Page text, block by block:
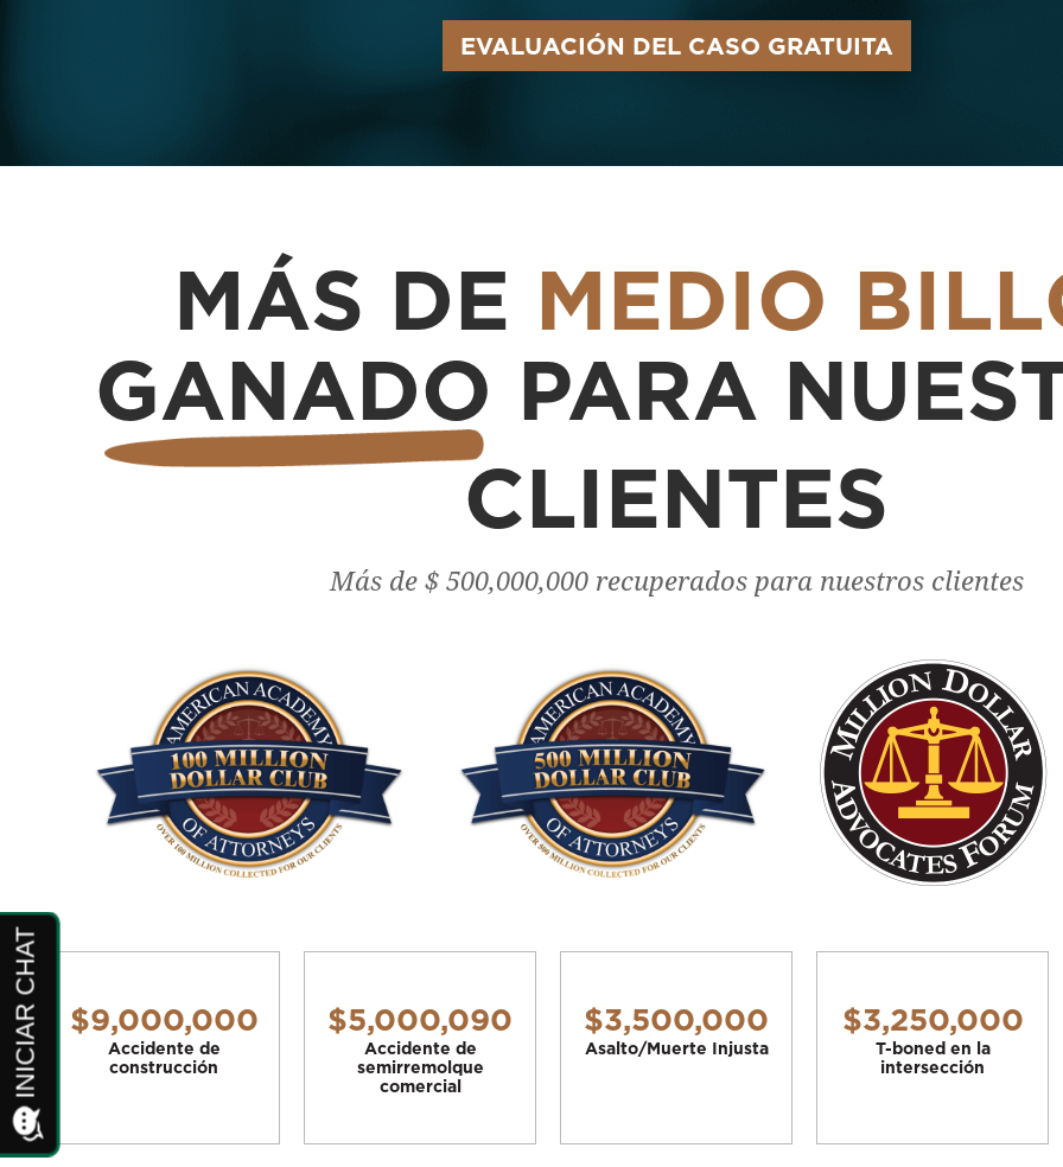
EVALUACIÓN DEL CASO GRATUITA
MÁS DE MEDIO
GANADO PARA
CLIENTES
Más de $ 500,000,000 recuperados para nuestros clientes
$9,000,000
Accidente de
construcción
$5,000,090
Accidente de
semirremolque
comercial
$3,500,000
Asalto/Muerte Injusta
$3,250,000
T-boned en la
intersección